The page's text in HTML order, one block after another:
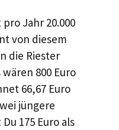
Jahr 20.000
von diesem
die Riester
800 Euro
66,67 Euro
jüngere
175 Euro als